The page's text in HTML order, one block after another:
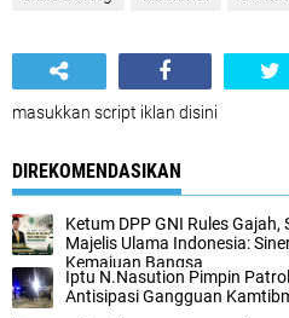
masukkan script iklan disini
DIREKOMENDASIKAN
Ketum DPP GNI Rules
Majelis Ulama Indonesia:
Kemajuan Bangsa
Iptu N.Nasution Pimpin
Antisipasi Gangguan